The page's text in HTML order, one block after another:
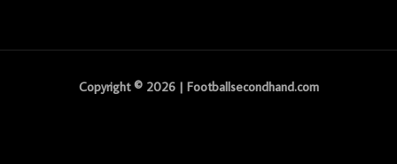
Copyright © 2026 | Footballsecondhand.com